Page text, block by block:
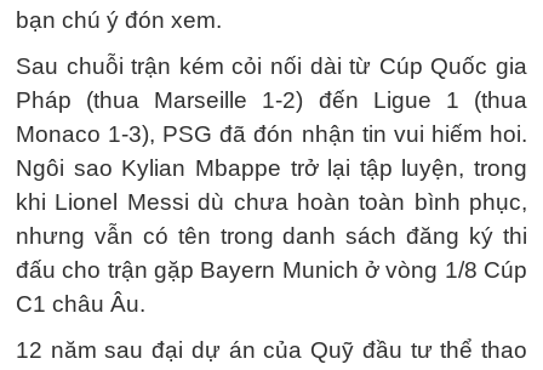
bạn chú ý đón xem.
Sau chuỗi trận kém cỏi nối dài từ Cúp Quốc gia
Pháp (thua Marseille 1-2) đến Ligue 1 (thua
Monaco 1-3), PSG đã đón nhận tin vui hiếm hoi.
Ngôi sao Kylian Mbappe trở lại tập luyện, trong
khi Lionel Messi dù chưa hoàn toàn bình phục,
nhưng vẫn có tên trong danh sách đăng ký thi
đấu cho trận gặp Bayern Munich ở vòng 1/8 Cúp
C1 châu Âu.
12 năm sau đại dự án của Quỹ đầu tư thể thao